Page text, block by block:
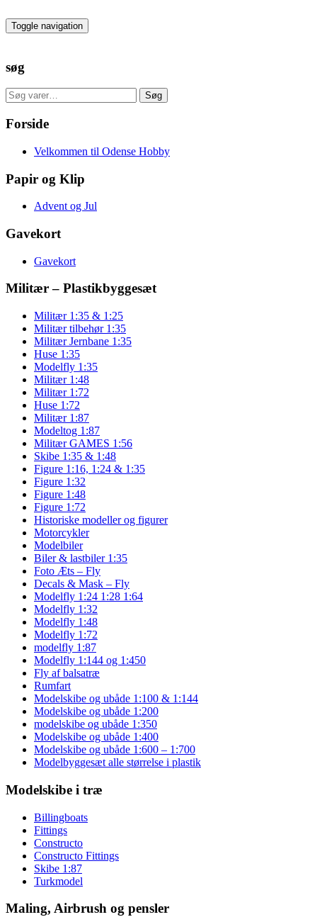
to
the
Toggle navigation
søg
Søg
efter:
Søg
Forside
Velkommen til Odense Hobby
Papir og Klip
Advent og Jul
Gavekort
Gavekort
Militær – Plastikbyggesæt
Militær 1:35 & 1:25
Militær tilbehør 1:35
Militær Jernbane 1:35
Huse 1:35
Modelfly 1:35
Militær 1:48
Militær 1:72
Huse 1:72
Militær 1:87
Modeltog 1:87
Militær GAMES 1:56
Skibe 1:35 & 1:48
Figure 1:16, 1:24 & 1:35
Figure 1:32
Figure 1:48
Figure 1:72
Historiske modeller og figurer
Motorcykler
Modelbiler
Biler & lastbiler 1:35
Foto Æts – Fly
Decals & Mask – Fly
Modelfly 1:24 1:28 1:64
Modelfly 1:32
Modelfly 1:48
Modelfly 1:72
modelfly 1:87
Modelfly 1:144 og 1:450
Fly af balsatræ
Rumfart
Modelskibe og ubåde 1:100 & 1:144
Modelskibe og ubåde 1:200
modelskibe og ubåde 1:350
Modelskibe og ubåde 1:400
Modelskibe og ubåde 1:600 – 1:700
Modelbyggesæt alle størrelse i plastik
Modelskibe i træ
Billingboats
Fittings
Constructo
Constructo Fittings
Skibe 1:87
Turkmodel
Maling, Airbrush og pensler